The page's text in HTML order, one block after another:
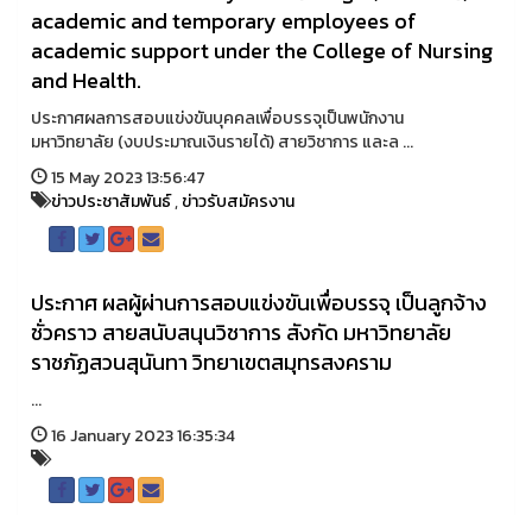
academic and temporary employees of
academic support under the College of Nursing
and Health.
ประกาศผลการสอบแข่งขันบุคคลเพื่อบรรจุเป็นพนักงาน
มหาวิทยาลัย (งบประมาณเงินรายได้) สายวิชาการ และล ...
15 May 2023 13:56:47
ข่าวประชาสัมพันธ์,ข่าวรับสมัครงาน
ประกาศ ผลผู้ผ่านการสอบแข่งขันเพื่อบรรจุ เป็นลูกจ้าง
ชั่วคราว สายสนับสนุนวิชาการ สังกัด มหาวิทยาลัย
ราชภัฏสวนสุนันทา วิทยาเขตสมุทรสงคราม
...
16 January 2023 16:35:34